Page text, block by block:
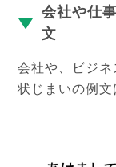
会社や仕
文
会社や、ビジ
状じまいの例文